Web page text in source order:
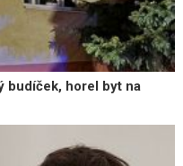
budíček, horel byt na